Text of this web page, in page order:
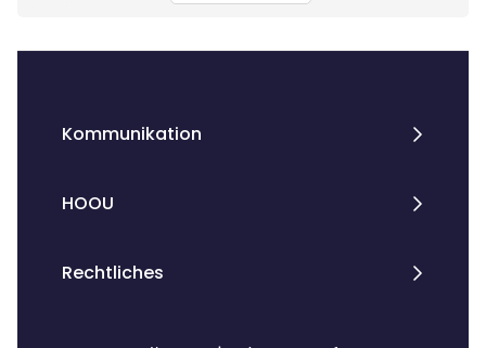
Kommunikation
HOOU
Rechtliches